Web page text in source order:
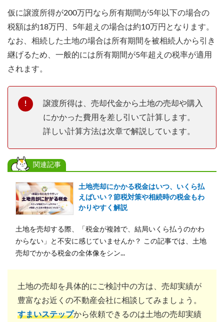
仮に譲渡所得が200万円なら所有期間が5年以下の場合の
税額は約18万円、5年超えの場合は約10万円となります。
なお、相続した土地の場合は所有期間を被相続人から引き
継げるため、一般的には所有期間が5年超えの税率が適用
されます。
譲渡所得は、売却代金から土地の売却や購入
にかかった費用を差し引いて計算します。
詳しい計算方法は次章で解説しています。
関連記事
土地売却にかかる税金はいつ、いくら払
えばいい？節税対策や相続時の税金もわ
かりやすく解説
土地を売却する際、「税金が複雑で、結局いくら払うのかわ
からない」と不安に感じていませんか？ この記事では、土地
売却でかかる税金の全体像をシン...
土地の売却を具体的にご検討中の方は、売却実績が
豊富なお近くの不動産会社に相談してみましょう。
すまいステップから依頼できるのは土地の売却実績